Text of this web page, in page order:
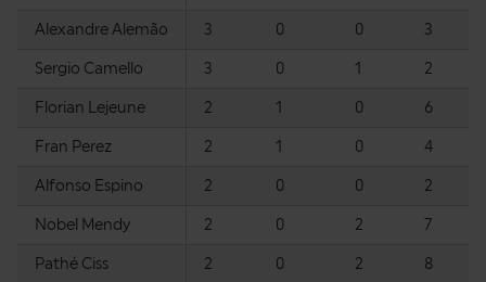
Alexandre Alemão 3 0 0 3
Sergio Camello 3 0 1 2
Florian Lejeune 2 1 0 6
Fran Perez 2 1 0 4
Alfonso Espino 2 0 0 2
Nobel Mendy 2 0 2 7
Pathé Ciss 2 0 2 8